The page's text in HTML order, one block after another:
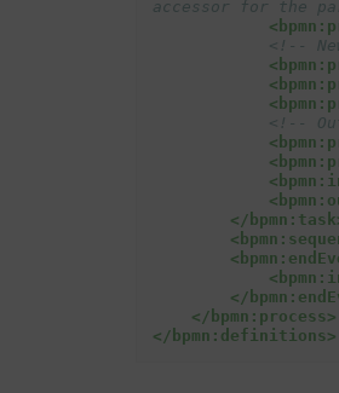
accessor for the
<!--
<!--
</
</
</bpmn:process>
</bpmn:definitions>